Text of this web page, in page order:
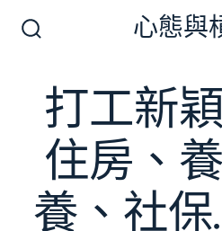
換
開
心態與
打工新
住房、
養、社